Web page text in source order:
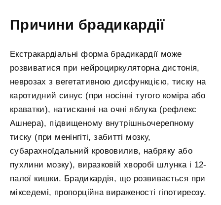
Причини брадикардії
Екстракардіальні форма брадикардії може
розвиватися при нейроциркуляторна дистонія,
неврозах з вегетативною дисфункцією, тиску на
каротидний синус (при носінні тугого коміра або
краватки), натисканні на очні яблука (рефлекс
Ашнера), підвищеному внутрішньочерепному
тиску (при менінгіті, забитті мозку,
субарахноїдальний крововилив, набряку або
пухлини мозку), виразковій хворобі шлунка і 12-
палої кишки. Брадикардія, що розвивається при
мікседемі, пропорційна вираженості гіпотиреозу.